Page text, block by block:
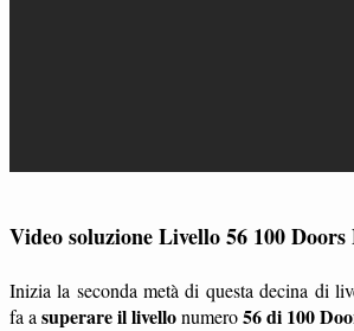
Video soluzione Livello 56 100
Inizia la seconda metà di questa decina di
fa a superare il livellonumero56 di 100